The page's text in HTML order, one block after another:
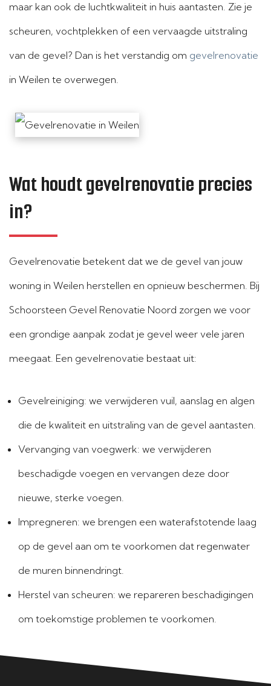
maar kan ook de luchtkwaliteit in huis aantasten. Zie je
scheuren, vochtplekken of een vervaagde uitstraling
van de gevel? Dan is het verstandig om gevelrenovatie
in Weilen te overwegen.
Wat houdt gevelrenovatie precies
in?
Gevelrenovatie betekent dat we de gevel van jouw
woning in Weilen herstellen en opnieuw beschermen. Bij
Schoorsteen Gevel Renovatie Noord zorgen we voor
een grondige aanpak zodat je gevel weer vele jaren
meegaat. Een gevelrenovatie bestaat uit:
Gevelreiniging: we verwijderen vuil, aanslag en algen
die de kwaliteit en uitstraling van de gevel aantasten.
Vervanging van voegwerk: we verwijderen
beschadigde voegen en vervangen deze door
nieuwe, sterke voegen.
Impregneren: we brengen een waterafstotende laag
op de gevel aan om te voorkomen dat regenwater
de muren binnendringt.
Herstel van scheuren: we repareren beschadigingen
om toekomstige problemen te voorkomen.